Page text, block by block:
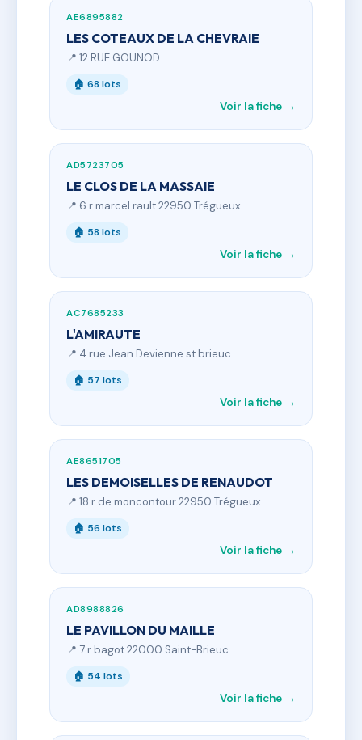
AE6895882
LES COTEAUX DE LA CHEVRAIE
📍 12 RUE GOUNOD
🏠 68 lots
Voir la fiche →
AD5723705
LE CLOS DE LA MASSAIE
📍 6 r marcel rault 22950 Trégueux
🏠 58 lots
Voir la fiche →
AC7685233
L'AMIRAUTE
📍 4 rue Jean Devienne st brieuc
🏠 57 lots
Voir la fiche →
AE8651705
LES DEMOISELLES DE RENAUDOT
📍 18 r de moncontour 22950 Trégueux
🏠 56 lots
Voir la fiche →
AD8988826
LE PAVILLON DU MAILLE
📍 7 r bagot 22000 Saint-Brieuc
🏠 54 lots
Voir la fiche →